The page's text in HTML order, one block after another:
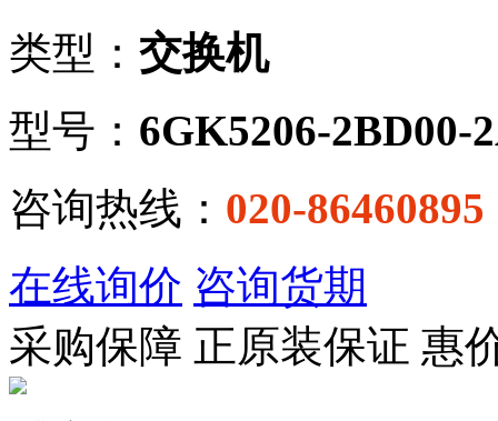
类型： 交换机
型号： 6GK5206-2BD00-
咨询热线： 020-86460895
在线询价 咨询货期
采购保障 正原装保证 惠